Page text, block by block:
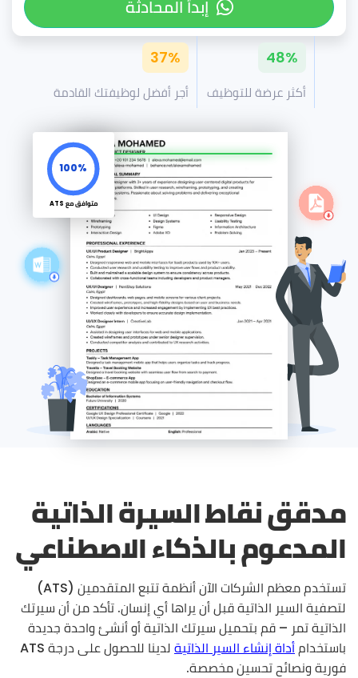
إبدأ المحادثة
48%
أكثر عرضة للتوظيف
37%
أجر أفضل لوظيفتك القادمة
100%
متوافق مع ATS
مدقق نقاط السيرة الذاتية
المدعوم بالذكاء الاصطناعي
تستخدم معظم الشركات الآن أنظمة تتبع المتقدمين (ATS)
لتصفية السير الذاتية قبل أن يراها أي إنسان. تأكد من أن سيرتك
الذاتية تمر – قم بتحميل سيرتك الذاتية أو أنشئ واحدة جديدة
باستخدام أداة إنشاء السير الذاتية
لدينا للحصول على درجة ATS
فورية ونصائح تحسين مخصصة.